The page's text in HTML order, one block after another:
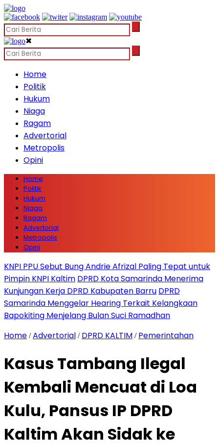
✖
Home
Politik
Hukum
Niaga
Ragam
Advertorial
Metropolis
Opini
Home
Politik
Hukum
Niaga
Ragam
Advertorial
Metropolis
Opini
KNPI PPU Sebut Bung Andrie Afrizal Paling Tepat untuk
Pimpin KNPI Kaltim DPRD Kota Samarinda Menerima
Kunjungan Kerja DPRD Kabupaten Barru DPRD
Samarinda Menggelar Hearing Terkait Kelangkaan
Bapokiting Menjelang Bulan Suci Ramadhan
Home /Advertorial / DPRD KALTIM / Pemerintahan
Kasus Tambang Ilegal
Kembali Mencuat di Loa
Kulu, Pansus IP DPRD
Kaltim Akan Sidak ke